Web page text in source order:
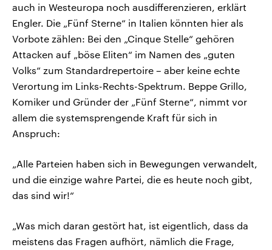
auch in Westeuropa noch ausdifferenzieren, erklärt
Engler. Die „Fünf Sterne“ in Italien könnten hier als
Vorbote zählen: Bei den „Cinque Stelle“ gehören
Attacken auf „böse Eliten“ im Namen des „guten
Volks“ zum Standardrepertoire – aber keine echte
Verortung im Links-Rechts-Spektrum. Beppe Grillo,
Komiker und Gründer der „Fünf Sterne“, nimmt vor
allem die systemsprengende Kraft für sich in
Anspruch:
„Alle Parteien haben sich in Bewegungen verwandelt,
und die einzige wahre Partei, die es heute noch gibt,
das sind wir!“
„Was mich daran gestört hat, ist eigentlich, dass da
meistens das Fragen aufhört, nämlich die Frage,